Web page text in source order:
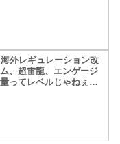
海外レギュレーション改
、超雷龍、エンゲージ
ってレベルじゃねぇ…